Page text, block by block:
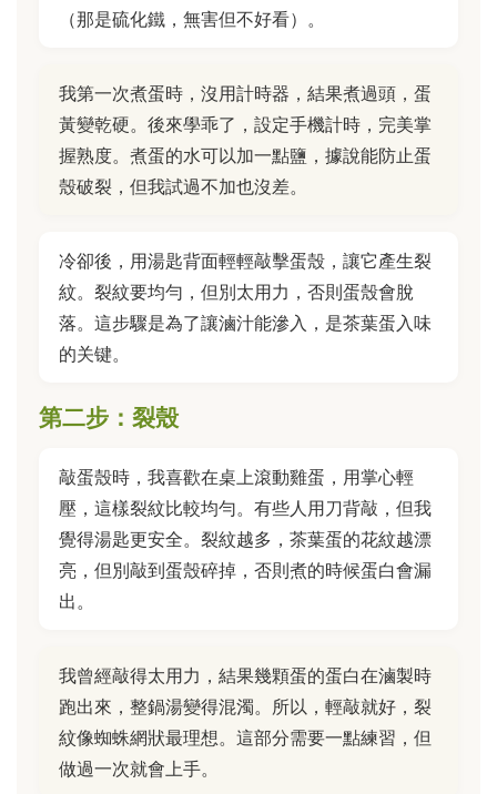
（那是硫化鐵，無害但不好看）。
我第一次煮蛋時，沒用計時器，結果煮過頭，蛋
黃變乾硬。後來學乖了，設定手機計時，完美掌
握熟度。煮蛋的水可以加一點鹽，據說能防止蛋
殼破裂，但我試過不加也沒差。
冷卻後，用湯匙背面輕輕敲擊蛋殼，讓它產生裂
紋。裂紋要均勻，但別太用力，否則蛋殼會脫
落。這步驟是為了讓滷汁能滲入，是茶葉蛋入味
的关键。
第二步：裂殼
敲蛋殼時，我喜歡在桌上滾動雞蛋，用掌心輕
壓，這樣裂紋比較均勻。有些人用刀背敲，但我
覺得湯匙更安全。裂紋越多，茶葉蛋的花紋越漂
亮，但別敲到蛋殼碎掉，否則煮的時候蛋白會漏
出。
我曾經敲得太用力，結果幾顆蛋的蛋白在滷製時
跑出來，整鍋湯變得混濁。所以，輕敲就好，裂
紋像蜘蛛網狀最理想。這部分需要一點練習，但
做過一次就會上手。